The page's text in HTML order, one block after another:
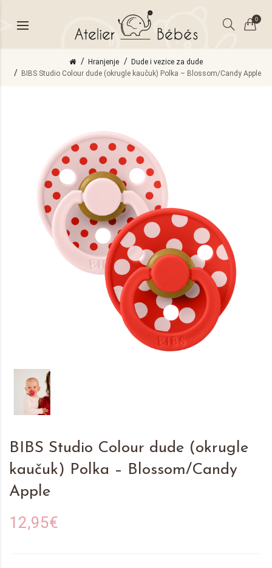
0
Hranjenje
Dude i vezice za dude
BIBS Studio Colour dude (okrugle kaučuk) Polka – Blossom/Candy Apple
BIBS Studio Colour dude (okrugle
kaučuk) Polka – Blossom/Candy
Apple
12,95€